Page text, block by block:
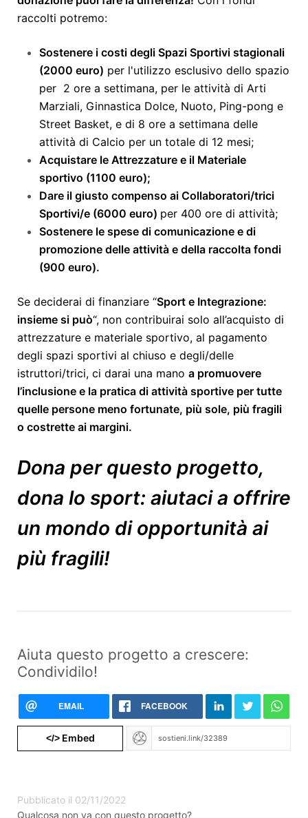
raccolti potremo:
Sostenere i costi degli Spazi Sportivi stagionali
(2000 euro) per l'utilizzo esclusivo dello spazio
per 2 ore a settimana, per le attività di Arti
Marziali, Ginnastica Dolce, Nuoto, Ping-pong e
Street Basket, e di 8 ore a settimana delle
attività di Calcio per un totale di 12 mesi;
Acquistare le Attrezzature e il Materiale
sportivo (1100 euro);
Dare il giusto compenso ai Collaboratori/trici
Sportivi/e (6000 euro) per 400 ore di attività;
Sostenere le spese di comunicazione e di
promozione delle attività e della raccolta fondi
(900 euro).
Se deciderai di finanziare “Sport e Integrazione:
insieme si può“, non contribuirai solo all’acquisto di
attrezzature e materiale sportivo, al pagamento
degli spazi sportivi al chiuso e degli/delle
istruttori/trici, ci darai una mano a promuovere
l’inclusione e la pratica di attività sportive per tutte
quelle persone meno fortunate, più sole, più fragili
o costrette ai margini.
Dona per questo progetto,
dona lo sport: aiutaci a offrire
un mondo di opportunità ai
più fragili!
Aiuta questo progetto a crescere:
Condividilo!
EMAIL FACEBOOK
</>Embed
Pubblicato il 02/11/2022
Qualcosa non va con questo progetto?